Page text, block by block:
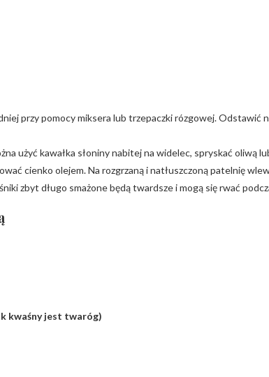
przy pomocy miksera lub trzepaczki rózgowej. Odstawić
użyć kawałka słoniny nabitej na widelec, spryskać oliwą
cienko olejem. Na rozgrzaną i natłuszczoną patelnię
zbyt długo smażone będą twardsze i mogą się rwać
kwaśny jest twaróg)